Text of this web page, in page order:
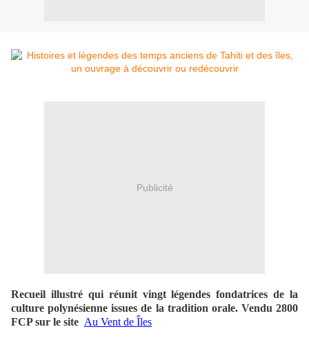
Publicité
Recueil illustré qui réunit vingt légendes fondatrices de la
culture polynésienne issues de la tradition orale. Vendu 2800
FCP sur le site Au Vent de Îles